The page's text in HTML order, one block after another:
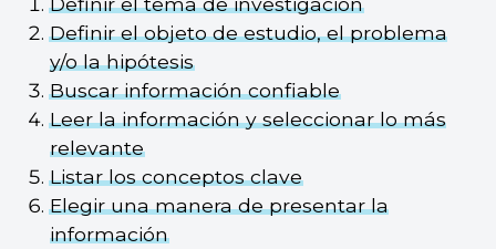
Definir el objeto de estudio, el problema
y/o la hipótesis
Buscar información confiable
Leer la información y seleccionar lo más
relevante
Listar los conceptos clave
Elegir una manera de presentar la
información